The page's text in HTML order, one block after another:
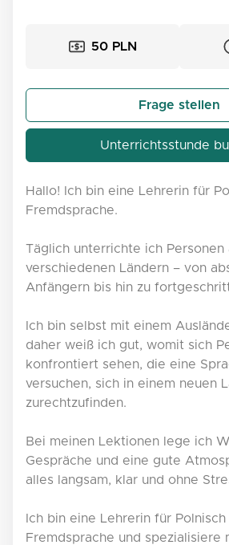
50 PLN
Frage stellen
Unterrichtsstunde
Hallo! Ich bin eine Lehrerin für
Fremdsprache.
Täglich unterrichte ich Personen
verschiedenen Ländern – von
Anfängern bis hin zu
Ich bin selbst mit einem
daher weiß ich gut, womit sich
konfrontiert sehen, die eine
versuchen, sich in einem neuen
zurechtzufinden.
Bei meinen Lektionen lege ich
Gespräche und eine gute
alles langsam, klar und ohne
Ich bin eine Lehrerin für Polnisch
Fremdsprache und spezialisiere